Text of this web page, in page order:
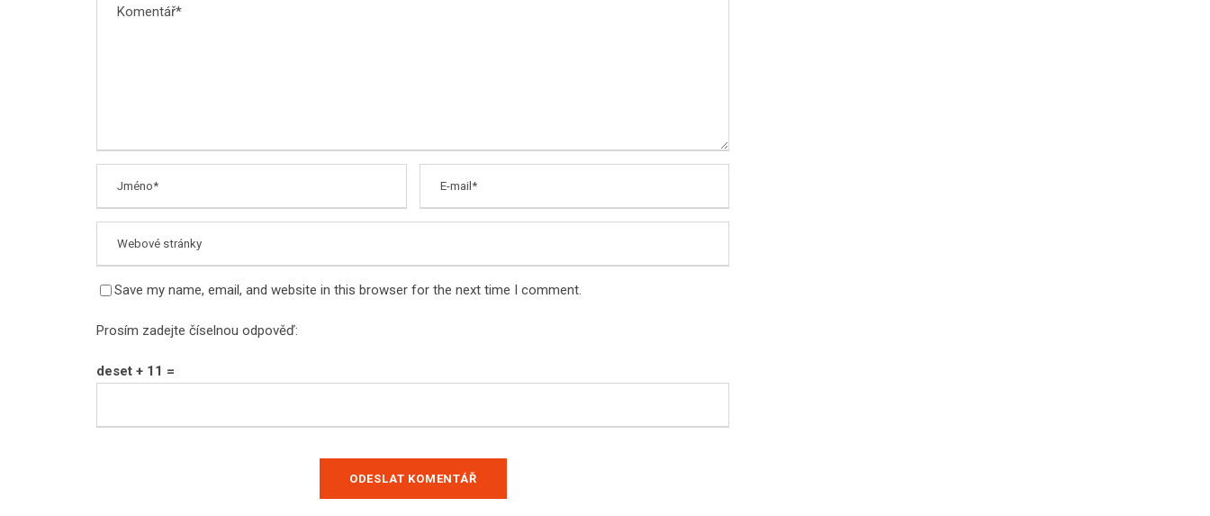
Save my name, email, and website in this browser for the next time I comment.
Prosím zadejte číselnou odpověď:
deset + 11 =